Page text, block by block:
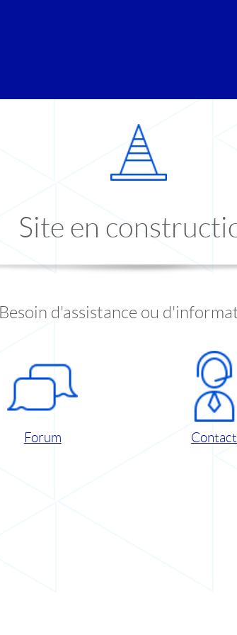
Site en
Besoin d'assistance ou
Forum Contact